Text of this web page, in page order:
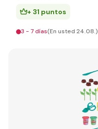
+ 31 puntos
3 - 7 días(En usted 24.08.)